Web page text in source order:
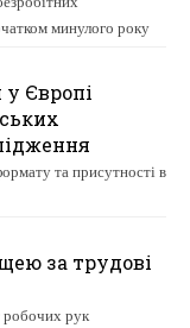
минулого року
у Європі
та присутності в
за трудові
робочих рук